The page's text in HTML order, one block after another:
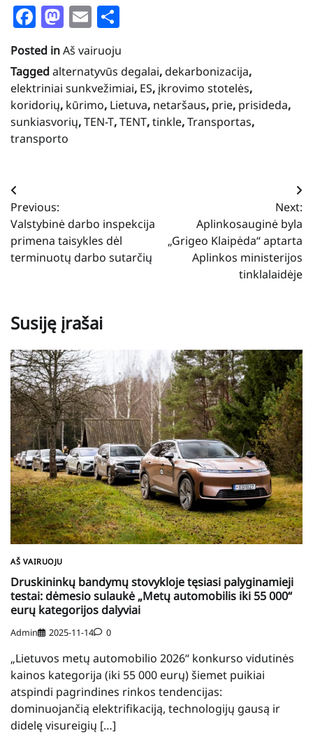
Facebook
Mastodon
Email
Posted inAš vairuoju
Taggedalternatyvūs degalai,dekarbonizacija,
elektriniai sunkvežimiai, ES, įkrovimo stotelės,
koridorių, kūrimo, Lietuva, netaršaus, prie, prisideda,
sunkiasvorių,TEN-T,TENT,tinkle,Transportas,
transporto
Navigacija
tarp
įrašų
Previous:
Valstybinė darbo inspekcija
primena taisykles dėl
terminuotų darbo sutarčių
Next:
Aplinkosauginė byla
„Grigeo Klaipėda“ aptarta
Aplinkos ministerijos
tinklalaidėje
Susiję įrašai
AŠ VAIRUOJU
Druskininkų bandymų stovykloje tęsiasi palyginamieji
testai: dėmesio sulaukė „Metų automobilis iki 55 000“
eurų kategorijos dalyviai
Admin 2025-11-14 0
„Lietuvos metų automobilio 2026“ konkurso vidutinės
kainos kategorija (iki 55 000 eurų) šiemet puikiai
atspindi pagrindines rinkos tendencijas:
dominuojančią elektrifikaciją, technologijų gausą ir
didelę visureigių […]